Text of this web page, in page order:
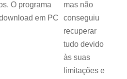
O programa
em PC
mas não
conseguiu
recuperar
tudo devido
às suas
limitações e